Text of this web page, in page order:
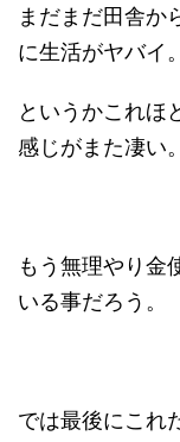
まだまだ田舎か
に生活がヤバイ。
というかこれほ
感じがまた凄い。
もう無理やり金
いる事だろう。
では最後にこれ